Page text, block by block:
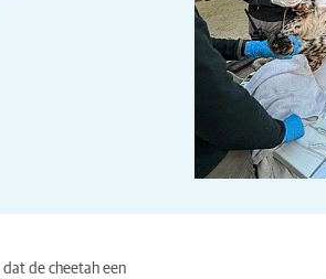
de cheetah een